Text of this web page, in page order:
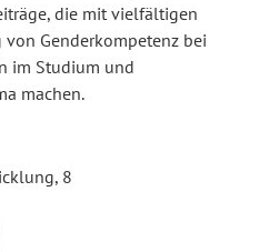
die mit vielfältigen
Genderkompetenz bei
im Studium und
machen.
8